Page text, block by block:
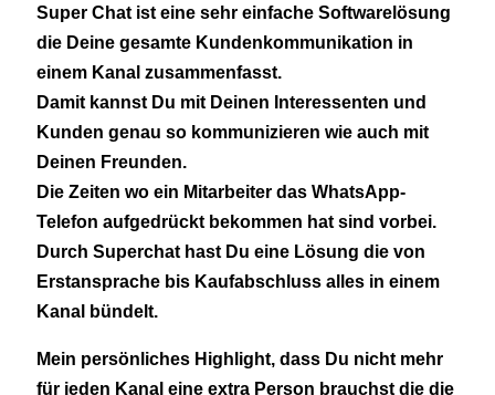
Super Chat ist eine sehr einfache Softwarelösung
die Deine gesamte Kundenkommunikation in
einem Kanal zusammenfasst.
Damit kannst Du mit Deinen Interessenten und
Kunden genau so kommunizieren wie auch mit
Deinen Freunden.
Die Zeiten wo ein Mitarbeiter das WhatsApp-
Telefon aufgedrückt bekommen hat sind vorbei.
Durch Superchat hast Du eine Lösung die von
Erstansprache bis Kaufabschluss alles in einem
Kanal bündelt.
Mein persönliches Highlight, dass Du nicht mehr
für jeden Kanal eine extra Person brauchst die die